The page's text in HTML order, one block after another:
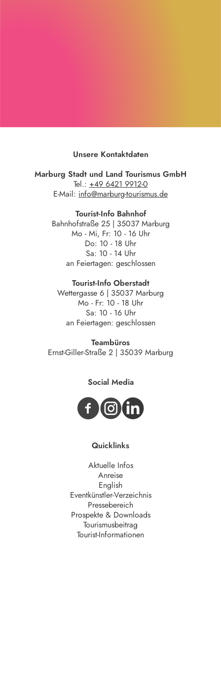
Unsere Kontaktdaten
Marburg Stadt und Land Tourismus GmbH
Tel.: +49 6421 9912-0
E-Mail: info@marburg-tourismus.de
Tourist-Info Bahnhof
Bahnhofstraße 25 | 35037 Marburg
Mo - Mi, Fr: 10 - 16 Uhr
Do: 10 - 18 Uhr
Sa: 10 - 14 Uhr
an Feiertagen: geschlossen
Tourist-Info Oberstadt
Wettergasse 6 | 35037 Marburg
Mo - Fr: 10 - 18 Uhr
Sa: 10 - 16 Uhr
an Feiertagen: geschlossen
Teambüros
Ernst-Giller-Straße 2 | 35039 Marburg
Social Media
Quicklinks
Aktuelle Infos
Anreise
English
Eventkünstler-Verzeichnis
Pressebereich
Prospekte & Downloads
Tourismusbeitrag
Tourist-Informationen